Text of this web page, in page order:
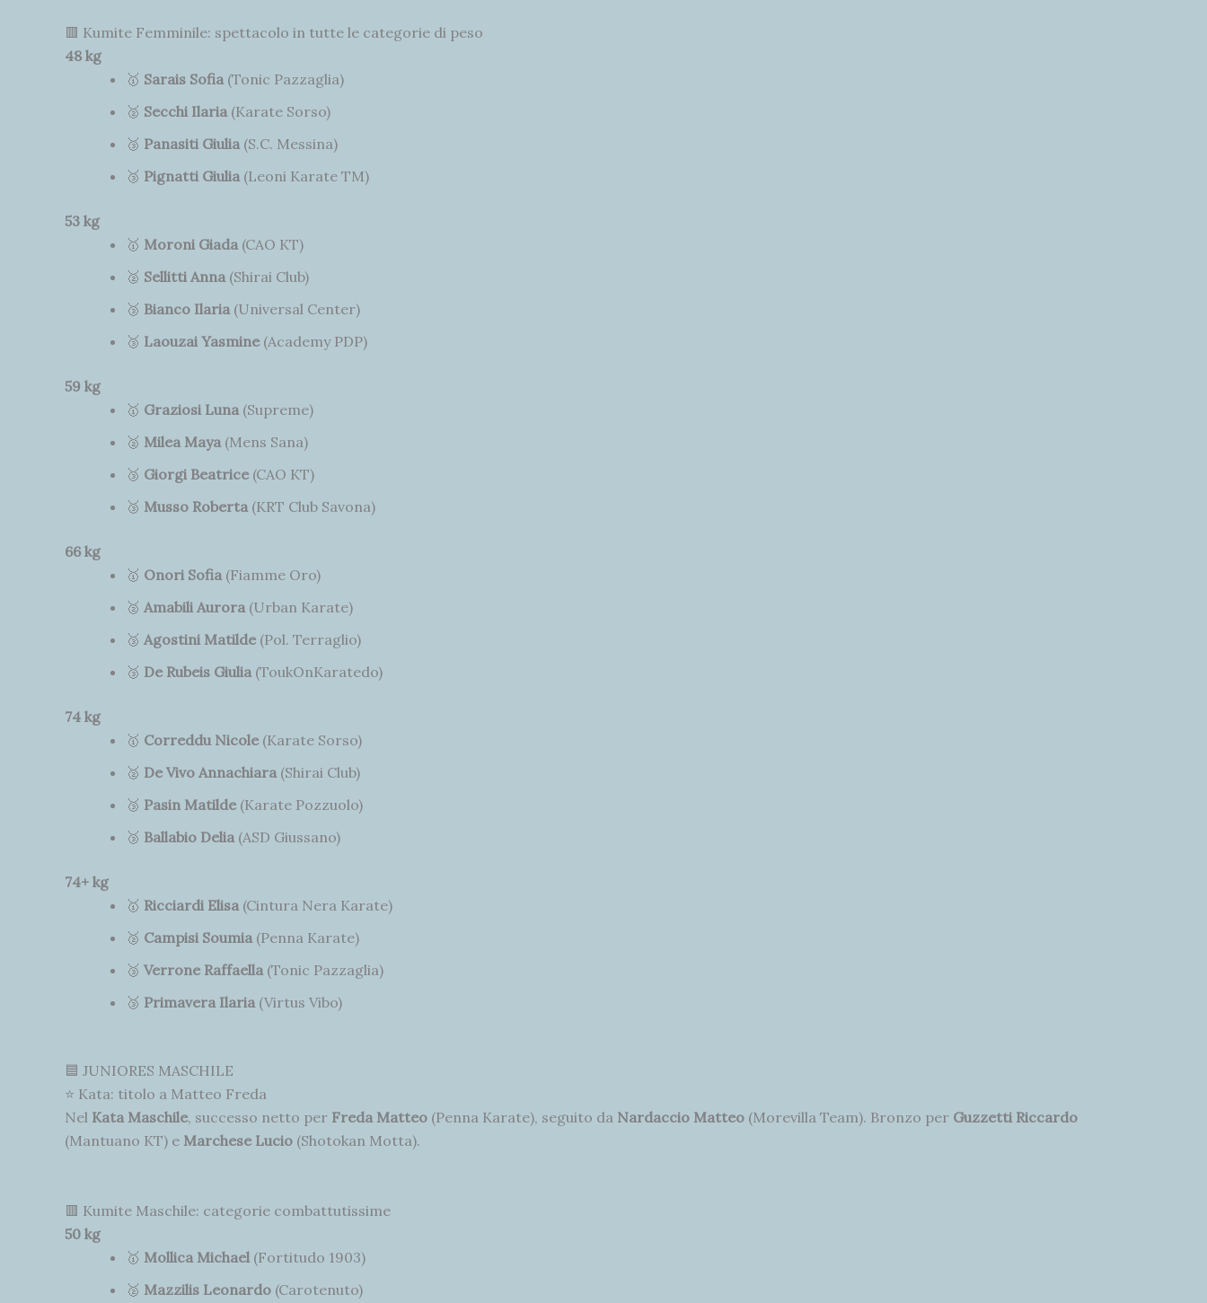
🟥 Kumite Femminile: spettacolo in tutte le categorie di peso
48 kg
🥇 Sarais Sofia(Tonic Pazzaglia)
🥈 Secchi Ilaria(Karate Sorso)
🥉 Panasiti Giulia(S.C. Messina)
🥉 Pignatti Giulia(Leoni Karate TM)
53 kg
🥇 Moroni Giada(CAO KT)
🥈 Sellitti Anna(Shirai Club)
🥉 Bianco Ilaria(Universal Center)
🥉 Laouzai Yasmine (Academy PDP)
59 kg
🥇 Graziosi Luna(Supreme)
🥈 Milea Maya(Mens Sana)
🥉 Giorgi Beatrice (CAO KT)
🥉 Musso Roberta(KRT Club Savona)
66 kg
🥇 Onori Sofia(Fiamme Oro)
🥈 Amabili Aurora(Urban Karate)
🥉 Agostini Matilde (Pol. Terraglio)
🥉 De Rubeis Giulia(ToukOnKaratedo)
74 kg
🥇 Correddu Nicole (Karate Sorso)
🥈 De Vivo Annachiara(Shirai Club)
🥉 Pasin Matilde (Karate Pozzuolo)
🥉 Ballabio Delia(ASD Giussano)
74+ kg
🥇 Ricciardi Elisa(Cintura Nera Karate)
🥈 Campisi Soumia(Penna Karate)
🥉 Verrone Raffaella(Tonic Pazzaglia)
🥉 Primavera Ilaria(Virtus Vibo)
🟦 JUNIORES MASCHILE
⭐ Kata: titolo a Matteo Freda
Nel Kata Maschile, successo netto per Freda Matteo (Penna Karate), seguito da Nardaccio Matteo (Morevilla Team). Bronzo per Guzzetti Riccardo
(Mantuano KT) e Marchese Lucio (Shotokan Motta).
🟥 Kumite Maschile: categorie combattutissime
50 kg
🥇 Mollica Michael (Fortitudo 1903)
🥈 Mazzilis Leonardo (Carotenuto)